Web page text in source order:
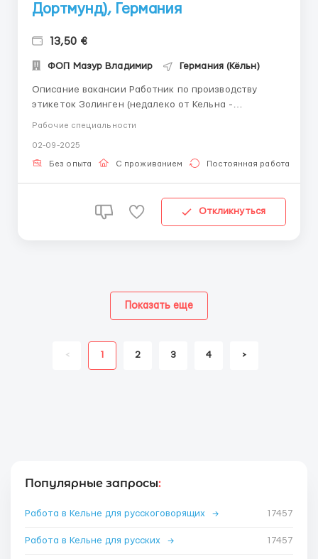
Дортмунд), Германия
13,50 €
ФОП Мазур Владимир Германия (Кёльн)
Описание вакансии Работник по производству
этикеток Золинген (недалеко от Кельна -
Дортмунд), Германия ваши обязанности Извлечение
продукции Основные операции с учебными
машинами Работодатель предлагает Почасовая
Рабочие специальности
02-09-2025
Без опыта С проживанием Постоянная работа
Откликнуться
< 1 2 3 4 >
Показать еще
Популярные запросы:
Работа в Кельне для русскоговорящих → 17457
Работа в Кельне для русских → 17457